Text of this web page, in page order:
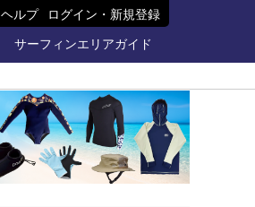
ヘルプ ログイン・新規登録
サーフィンエリアガイド